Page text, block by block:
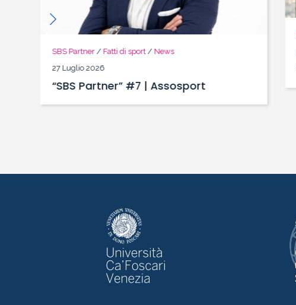
SBS Partner/ Fatti di sport/ News
27 Luglio 2026
“SBS Partner” #7 | Assosport